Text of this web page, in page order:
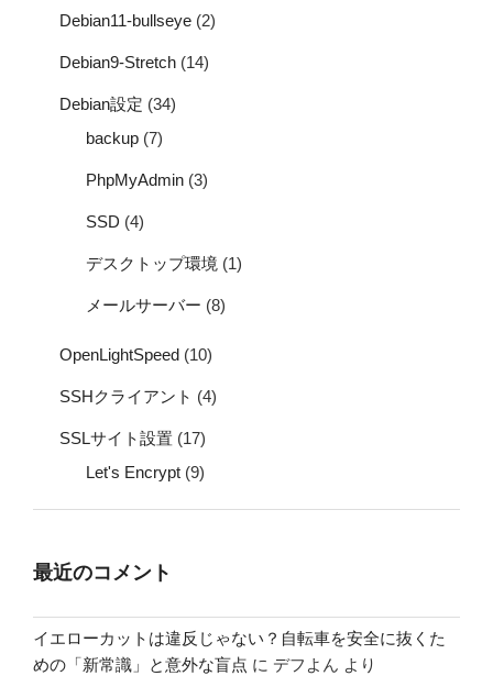
Debian11-bullseye (2)
Debian9-Stretch (14)
Debian設定 (34)
backup (7)
PhpMyAdmin (3)
SSD (4)
デスクトップ環境 (1)
メールサーバー (8)
OpenLightSpeed (10)
SSHクライアント (4)
SSLサイト設置 (17)
Let's Encrypt (9)
最近のコメント
イエローカットは違反じゃない？自転車を安全に抜くた
めの「新常識」と意外な盲点 に デフよん より